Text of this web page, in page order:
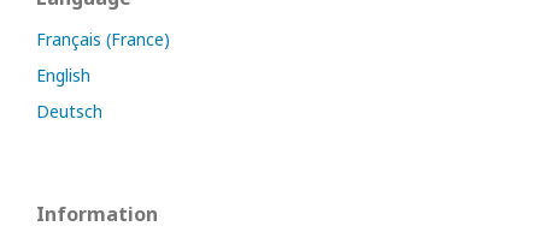
Français (France)
English
Deutsch
Information